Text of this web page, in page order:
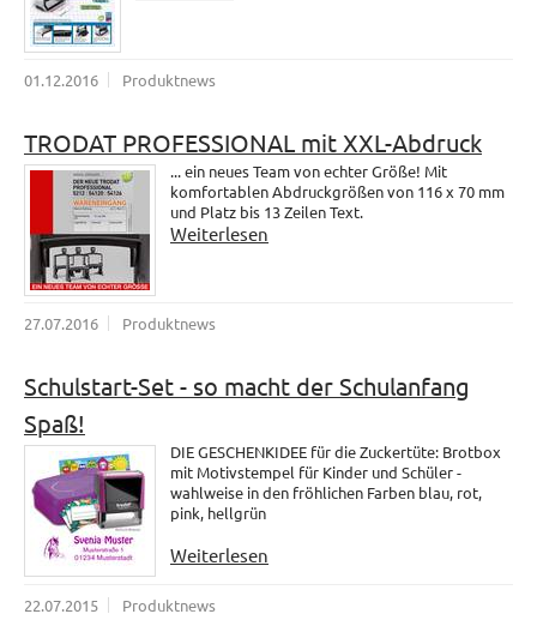
01.12.2016 Produktnews
TRODAT PROFESSIONAL mit XXL-Abdruck
... ein neues Team von echter Größe! Mit
komfortablen Abdruckgrößen von 116 x 70 mm
und Platz bis 13 Zeilen Text.
Weiterlesen
27.07.2016 Produktnews
Schulstart-Set - so macht der Schulanfang
Spaß!
DIE GESCHENKIDEE für die Zuckertüte: Brotbox
mit Motivstempel für Kinder und Schüler -
wahlweise in den fröhlichen Farben blau, rot,
pink, hellgrün
Weiterlesen
22.07.2015 Produktnews